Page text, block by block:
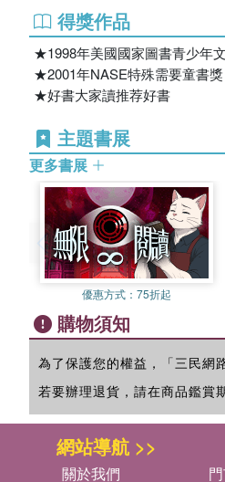
得獎作品
★1998年美國國家圖書青少年
★2001年NASE特殊需要童書獎
★好書大家讀推荐好書
主題書展
更多書展
優惠方式： 75折起
購物須知
為了保護您的權益，「三民網
若要辦理退貨，請在商品鑑賞
網站導航 >>
關於我們